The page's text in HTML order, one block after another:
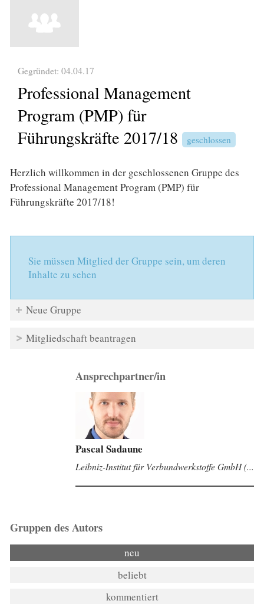
Gegründet: 04.04.17
Professional Management
Program (PMP) für
Führungskräfte 2017/18
geschlossen
Herzlich willkommen in der geschlossenen Gruppe des
Professional Management Program (PMP) für
Führungskräfte 2017/18!
Sie müssen Mitglied der Gruppe sein, um deren
Inhalte zu sehen
Neue Gruppe
Mitgliedschaft beantragen
Ansprechpartner/in
Pascal Sadaune
Leibniz-Institut für Verbundwerkstoffe GmbH (...
Gruppen des Autors
neu
beliebt
kommentiert